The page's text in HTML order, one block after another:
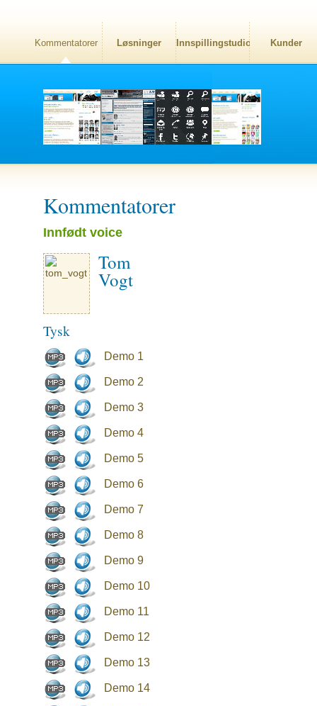
Kommentatorer Løsninger Innspillingstudio Kunder
Kommentatorer
Innfødt voice
Tom
Vogt
Tysk
Demo 1
Demo 2
Demo 3
Demo 4
Demo 5
Demo 6
Demo 7
Demo 8
Demo 9
Demo 10
Demo 11
Demo 12
Demo 13
Demo 14